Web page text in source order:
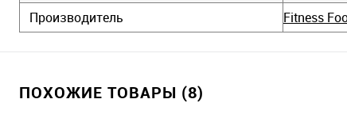
Производитель
Fitness
ПОХОЖИЕ ТОВАРЫ (8)